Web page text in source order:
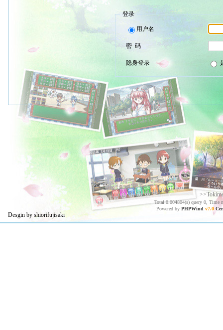
登录
用户名
密 码
隐身登录
Total 0.004804(s) query 0, Time
Powered by PHPWind v7.0
Desgin by shiorifujisaki